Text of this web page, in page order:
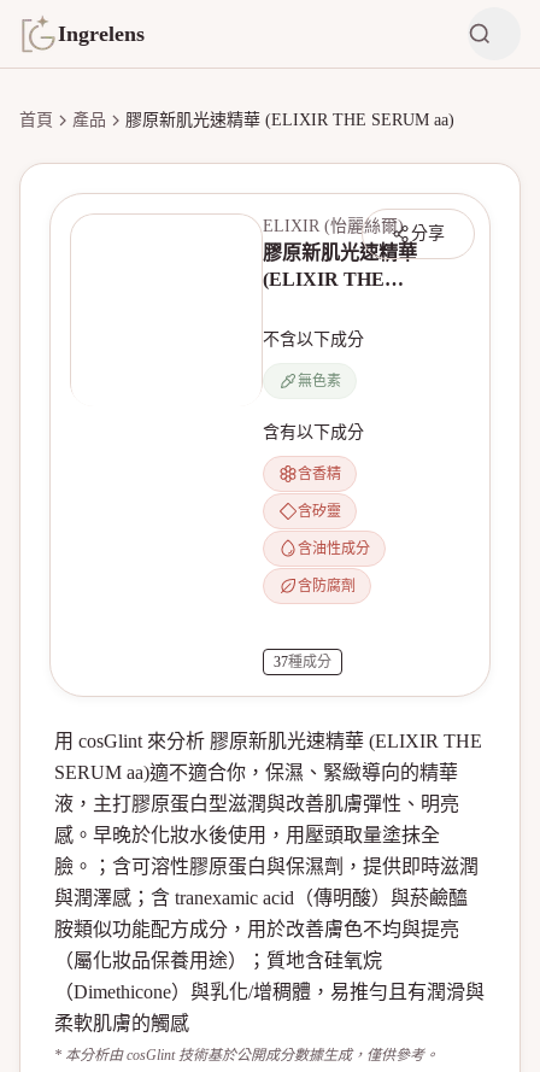
Ingrelens
首頁 產品 膠原新肌光速精華 (ELIXIR THE SERUM aa)
分享
ELIXIR (怡麗絲爾)
膠原新肌光速精華
(ELIXIR THE
不含以下成分
無色素
含有以下成分
含香精
含矽靈
含油性成分
含防腐劑
37種成分
用 cosGlint 來分析 膠原新肌光速精華 (ELIXIR THE
SERUM aa)適不適合你，保濕、緊緻導向的精華
液，主打膠原蛋白型滋潤與改善肌膚彈性、明亮
感。早晚於化妝水後使用，用壓頭取量塗抹全
臉。；含可溶性膠原蛋白與保濕劑，提供即時滋潤
與潤澤感；含 tranexamic acid（傳明酸）與菸鹼醯
胺類似功能配方成分，用於改善膚色不均與提亮
（屬化妝品保養用途）；質地含硅氧烷
（Dimethicone）與乳化/增稠體，易推勻且有潤滑與
柔軟肌膚的觸感
* 本分析由 cosGlint 技術基於公開成分數據生成，僅供參考。